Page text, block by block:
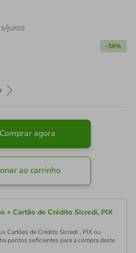
s/juros
-56%
Comprar agora
ao carrinho
+ Cartão de Crédito Sicredi, PIX
Cartões de Crédito Sicredi , PIX ou
pontos suficientes para a compra deste